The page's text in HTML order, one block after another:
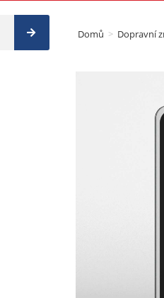
Domů > Dopravní